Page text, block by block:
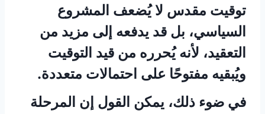
توقيت مقدس لا يُضعف المشروع
السياسي، بل قد يدفعه إلى مزيد من
التعقيد، لأنه يُحرره من قيد التوقيت
ويُبقيه مفتوحًا على احتمالات متعددة.
في ضوء ذلك، يمكن القول إن المرحلة